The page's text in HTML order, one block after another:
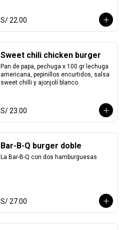
S/ 22.00
Sweet chili chicken burger
Pan de papa, pechuga x 100 gr lechuga
americana, pepinillos encurtidos, salsa
sweet chilli y ajonjolí blanco.
S/ 23.00
Bar-B-Q burger doble
La Bar-B-Q con dos hamburguesas
S/ 27.00